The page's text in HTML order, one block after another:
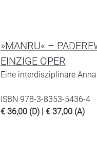
»MANRU« –
EINZIGE OPER
Eine interdisziplinäre
ISBN 978-3-8353-5436-4
€ 36,00 (D) | € 37,00 (A)